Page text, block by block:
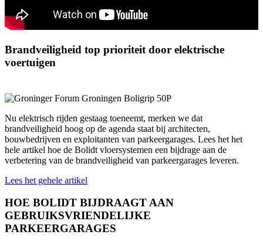
Brandveiligheid top prioriteit door elektrische
voertuigen
Nu elektrisch rijden gestaag toeneemt, merken we dat
brandveiligheid hoog op de agenda staat bij architecten,
bouwbedrijven en exploitanten van parkeergarages. Lees het het
hele artikel hoe de Bolidt vloersystemen een bijdrage aan de
verbetering van de brandveiligheid van parkeergarages leveren.
Lees het gehele artikel
HOE BOLIDT BIJDRAAGT AAN
GEBRUIKSVRIENDELIJKE
PARKEERGARAGES